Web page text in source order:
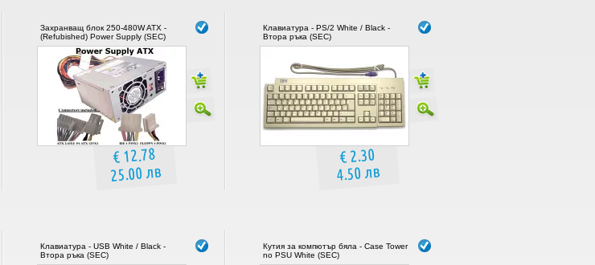
Захранващ блок 250-480W ATX -
(Refubished) Power Supply (SEC)
€ 12.78
25.00 лв
Клавиатура - PS/2 White / Black -
Втора ръка (SEC)
€ 2.30
4.50 лв
Клавиатура - USB White / Black -
Втора ръка (SEC)
Кутия за компютър бяла - Case Tower
no PSU White (SEC)